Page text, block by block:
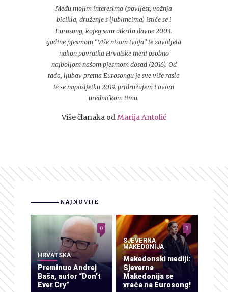
Među mojim interesima (povijest, vožnja
bicikla, druženje s ljubimcima) ističe se i
Eurosong, kojeg sam otkrila davne 2003.
godine pjesmom “Više nisam tvoja” te zavoljela
nakon povratka Hrvatske meni osobno
najboljom našom pjesmom dosad (2016). Od
tada, ljubav prema Eurosongu je sve više rasla
te se naposljetku 2019. pridružujem i ovom
uredničkom timu.
Više članaka odMarija Antolić
NAJNOVIJE
HRVATSKA
Preminuo Andrej
Baša, autor “Don’t
Ever Cry”
0
SJEVERNA
MAKEDONIJA
Makedonski mediji:
Sjeverna
Makedonija se
vraća na Eurosong!
3